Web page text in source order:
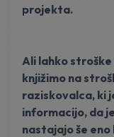
projekta.
Ali lahko
knjižimo na
raziskovalca, ki
informacijo, da
nastajajo še